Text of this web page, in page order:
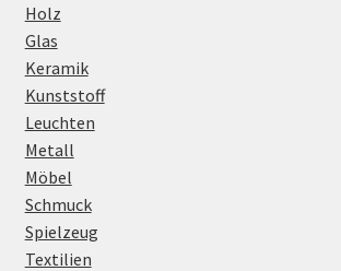
Holz
Glas
Keramik
Kunststoff
Leuchten
Metall
Möbel
Schmuck
Spielzeug
Textilien